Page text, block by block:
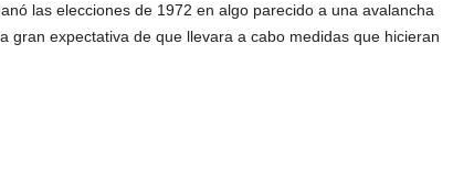
las elecciones de 1972 en algo parecido a una avalancha
gran expectativa de que llevara a cabo medidas que hicieran